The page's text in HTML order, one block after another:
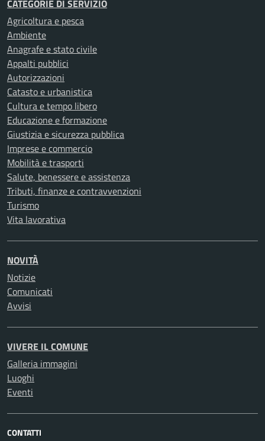
CATEGORIE DI SERVIZIO
Agricoltura e pesca
Ambiente
Anagrafe e stato civile
Appalti pubblici
Autorizzazioni
Catasto e urbanistica
Cultura e tempo libero
Educazione e formazione
Giustizia e sicurezza pubblica
Imprese e commercio
Mobilità e trasporti
Salute, benessere e assistenza
Tributi, finanze e contravvenzioni
Turismo
Vita lavorativa
NOVITÀ
Notizie
Comunicati
Avvisi
VIVERE IL COMUNE
Galleria immagini
Luoghi
Eventi
CONTATTI